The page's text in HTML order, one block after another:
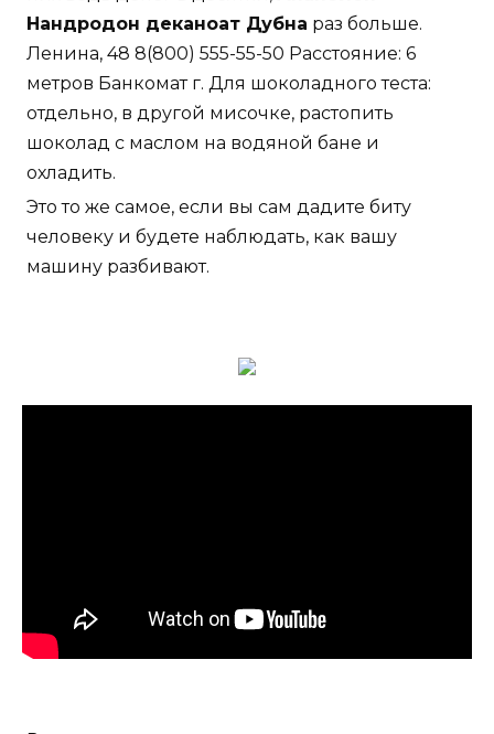
Нандродон деканоат Дубна раз больше.
Ленина, 48 8(800) 555-55-50 Расстояние: 6
метров Банкомат г. Для шоколадного теста:
отдельно, в другой мисочке, растопить
шоколад с маслом на водяной бане и
охладить.
Это то же самое, если вы сам дадите биту
человеку и будете наблюдать, как вашу
машину разбивают.